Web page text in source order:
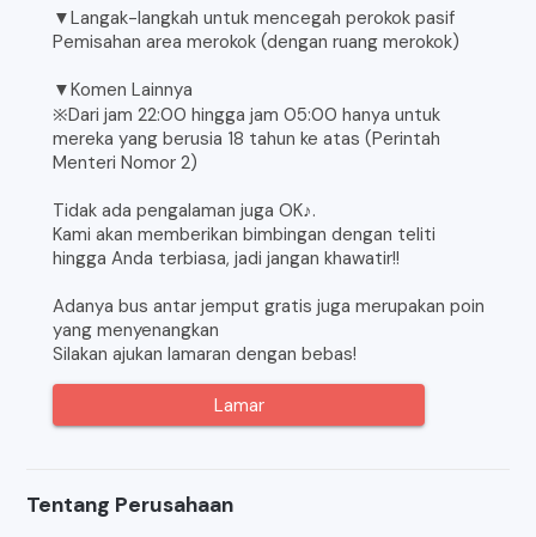
▼Langak-langkah untuk mencegah perokok pasif
Pemisahan area merokok (dengan ruang merokok)
▼Komen Lainnya
※Dari jam 22:00 hingga jam 05:00 hanya untuk
mereka yang berusia 18 tahun ke atas (Perintah
Menteri Nomor 2)
Tidak ada pengalaman juga OK♪.
Kami akan memberikan bimbingan dengan teliti
hingga Anda terbiasa, jadi jangan khawatir!!
Adanya bus antar jemput gratis juga merupakan poin
yang menyenangkan
Silakan ajukan lamaran dengan bebas!
Lamar
Tentang Perusahaan